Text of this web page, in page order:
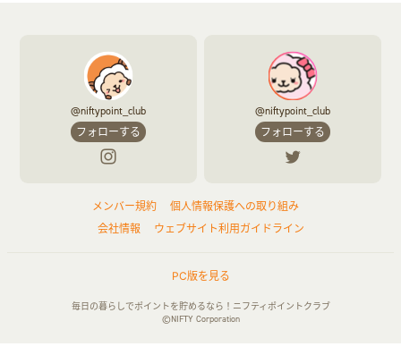
@niftypoint_club
フォローする
@niftypoint_club
フォローする
メンバー規約
個人情報保護への取り組み
会社情報
ウェブサイト利用ガイドライン
PC版を見る
毎日の暮らしでポイントを貯めるなら！ニフティポイントクラブ
©NIFTY Corporation